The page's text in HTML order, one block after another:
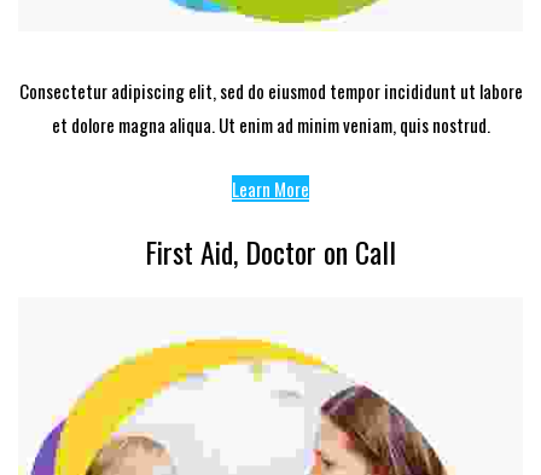
Consectetur adipiscing elit, sed do eiusmod tempor incididunt ut labore
et dolore magna aliqua. Ut enim ad minim veniam, quis nostrud.
Learn More
First Aid, Doctor on Call